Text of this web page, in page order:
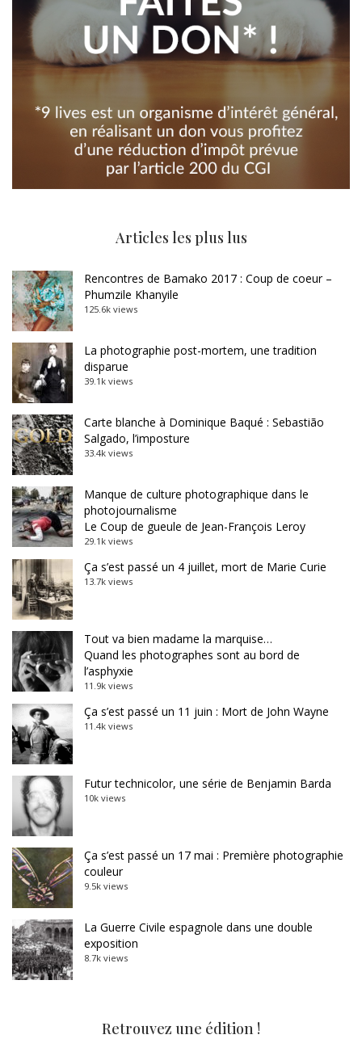
Articles les plus lus
Rencontres de Bamako 2017 : Coup de coeur –
Phumzile Khanyile
125.6k views
La photographie post-mortem, une tradition
disparue
39.1k views
Carte blanche à Dominique Baqué : Sebastião
Salgado, l’imposture
33.4k views
Manque de culture photographique dans le
photojournalisme
Le Coup de gueule de Jean-François Leroy
29.1k views
Ça s’est passé un 4 juillet, mort de Marie Curie
13.7k views
Tout va bien madame la marquise…
Quand les photographes sont au bord de
l’asphyxie
11.9k views
Ça s’est passé un 11 juin : Mort de John Wayne
11.4k views
Futur technicolor, une série de Benjamin Barda
10k views
Ça s’est passé un 17 mai : Première photographie
couleur
9.5k views
La Guerre Civile espagnole dans une double
exposition
8.7k views
Retrouvez une édition !